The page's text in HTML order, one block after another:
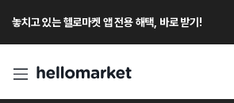
놓치고 있는 헬로마켓 앱 전용 해택, 바로 받기!